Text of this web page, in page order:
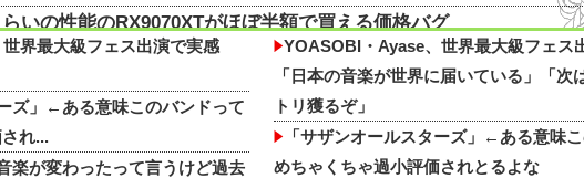
いの性能のRX9070XTがほぼ半額で買える価格バグ
ないなら努力をすれば良いじゃない」お前ら「努力できるのも才
ームなにかある？他
とか、買った時の倍なんだけど今だと買い増してしまいそうで怖い
いってきたぞ
界最大級フェス出演で実感
ズ」←ある意味このバンドって
れ...
楽が変わったって言うけど過去
YOASOBI・Ayase、世界最大級フェス
「日本の音楽が世界に届いている」「次
トリ獲るぞ」
「サザンオールスターズ」←ある意味
めちゃくちゃ過小評価されとるよな